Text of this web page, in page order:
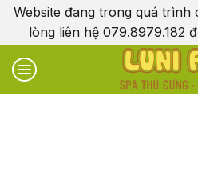
Website đang trong quá trình
lòng liên hệ 079.8979.182